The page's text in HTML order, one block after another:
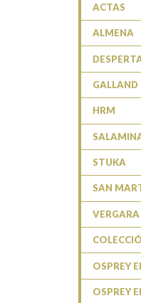
ACTAS
ALMENA
GALLAND
HRM
STUKA
SAN
VERGARA
OSPREY
OSPREY